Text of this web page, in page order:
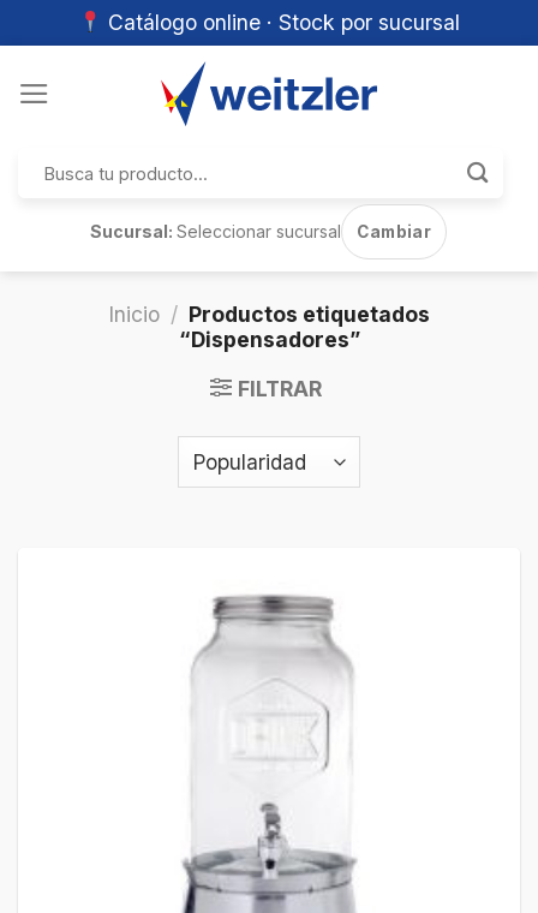
Catálogo online · Stock por sucursal
por:
Sucursal:Seleccionar sucursal Cambiar
Inicio / Productos etiquetados
“Dispensadores”
FILTRAR